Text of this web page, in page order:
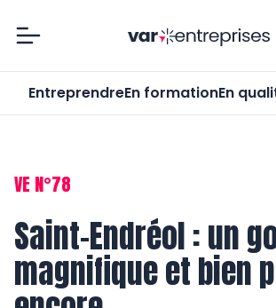
EntreprendreEn formationEn
VE N°78
Saint-Endréol : un
magnifique et bien